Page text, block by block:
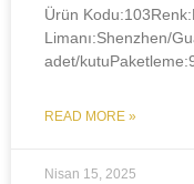
Ürün
Limanı:Shenzhen/
adet/
READ MORE »
Nisan 15, 2025